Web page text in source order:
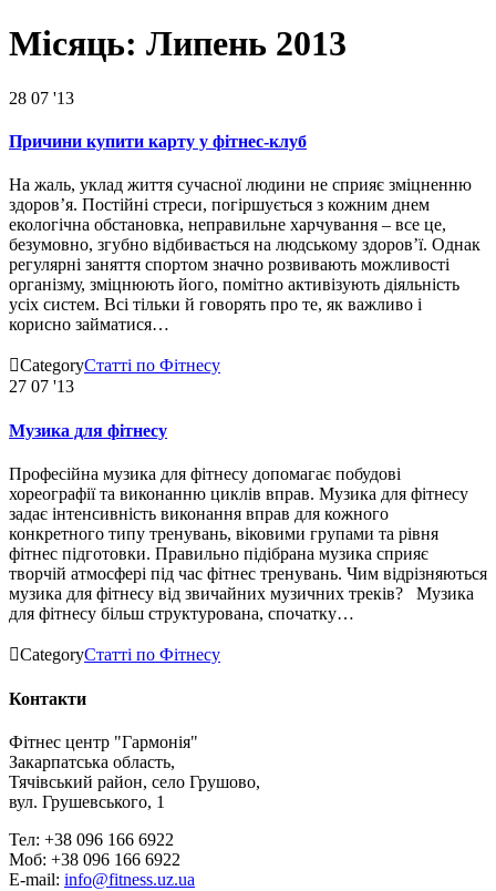
Місяць: Липень 2013
28 07 '13
Причини купити карту у фітнес-клуб
На жаль, уклад життя сучасної людини не сприяє зміцненню
здоров’я. Постійні стреси, погіршується з кожним днем
екологічна обстановка, неправильне харчування – все це,
безумовно, згубно відбивається на людському здоров’ї. Однак
регулярні заняття спортом значно розвивають можливості
організму, зміцнюють його, помітно активізують діяльність
усіх систем. Всі тільки й говорять про те, як важливо і
корисно займатися…
CategoryСтатті по Фітнесу
27 07 '13
Музика для фітнесу
Професійна музика для фітнесу допомагає побудові
хореографії та виконанню циклів вправ. Музика для фітнесу
задає інтенсивність виконання вправ для кожного
конкретного типу тренувань, віковими групами та рівня
фітнес підготовки. Правильно підібрана музика сприяє
творчій атмосфері під час фітнес тренувань. Чим відрізняються
музика для фітнесу від звичайних музичних треків? Музика
для фітнесу більш структурована, спочатку…
CategoryСтатті по Фітнесу
Контакти
Фітнес центр "Гармонія"
Закарпатська область,
Тячівський район, село Грушово,
вул. Грушевського, 1
Тел: +38 096 166 6922
Моб: +38 096 166 6922
E-mail: info@fitness.uz.ua